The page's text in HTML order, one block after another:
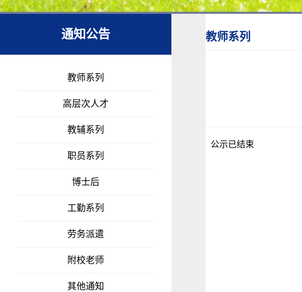
通知公告
教师系列
高层次人才
教辅系列
职员系列
博士后
工勤系列
劳务派遣
附校老师
其他通知
教师系列
公示已结束